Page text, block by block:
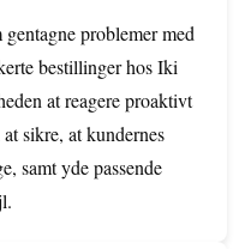
problemer med
bestillinger hos Iki
at reagere proaktivt
sikre, at kundernes
samt yde passende